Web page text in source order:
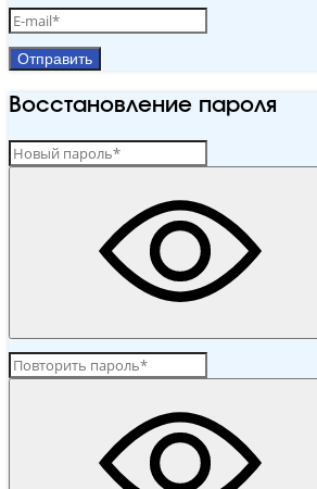
Отправить
Восстановление пароля